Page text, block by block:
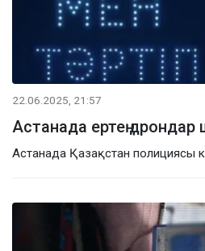
22.06.2025, 21:57
Астанада ертең дрондар
Астанада Қазақстан полициясы